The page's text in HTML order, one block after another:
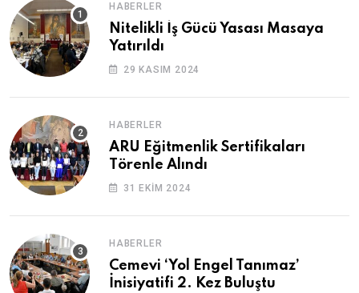
HABERLER
Nitelikli İş Gücü Yasası Masaya
Yatırıldı
29 KASIM 2024
HABERLER
ARU Eğitmenlik Sertifikaları
Törenle Alındı
31 EKIM 2024
HABERLER
Cemevi ‘Yol Engel Tanımaz’
İnisiyatifi 2. Kez Buluştu